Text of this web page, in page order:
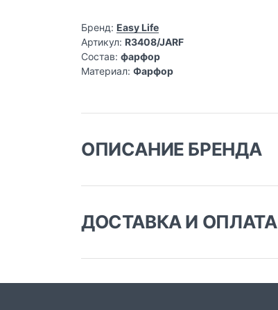
Бренд: Easy Life
Артикул: R3408/JARF
Состав: фарфор
Материал: Фарфор
ОПИСАНИЕ БРЕНДА
ДОСТАВКА И ОПЛАТА
Доставка в Москве и области